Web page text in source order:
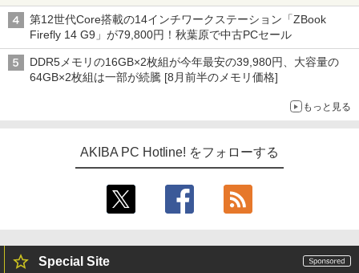
第12世代Core搭載の14インチワークステーション「ZBook
Firefly 14 G9」が79,800円！秋葉原で中古PCセール
DDR5メモリの16GB×2枚組が今年最安の39,980円、大容量の
64GB×2枚組は一部が続騰 [8月前半のメモリ価格]
もっと見る
AKIBA PC Hotline! をフォローする
Special Site